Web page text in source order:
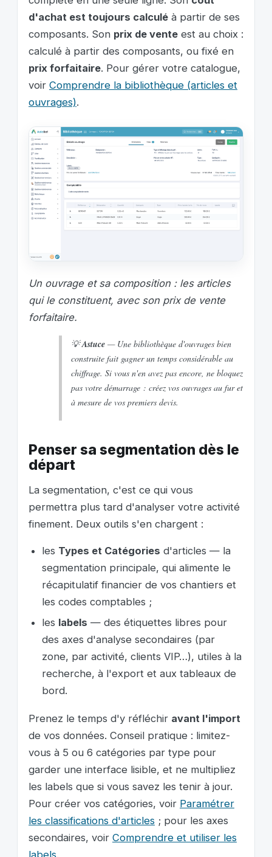
d'achat est toujours calculé à partir de ses
composants. Son prix de vente est au choix :
calculé à partir des composants, ou fixé en
prix forfaitaire. Pour gérer votre catalogue,
voir Comprendre la bibliothèque (articles et
ouvrages).
Un ouvrage et sa composition : les articles
qui le constituent, avec son prix de vente
forfaitaire.
💡Astuce — Une bibliothèque d'ouvrages bien
construite fait gagner un temps considérable au
chiffrage. Si vous n'en avez pas encore, ne bloquez
pas votre démarrage : créez vos ouvrages au fur et
à mesure de vos premiers devis.
Penser sa segmentation dès le
départ
La segmentation, c'est ce qui vous
permettra plus tard d'analyser votre activité
finement. Deux outils s'en chargent :
les Types et Catégories d'articles — la
segmentation principale, qui alimente le
récapitulatif financier de vos chantiers et
les codes comptables ;
les labels — des étiquettes libres pour
des axes d'analyse secondaires (par
zone, par activité, clients VIP…), utiles à la
recherche, à l'export et aux tableaux de
bord.
Prenez le temps d'y réfléchir avant l'import
de vos données. Conseil pratique : limitez-
vous à 5 ou 6 catégories par type pour
garder une interface lisible, et ne multipliez
les labels que si vous savez les tenir à jour.
Pour créer vos catégories, voir Paramétrer
les classifications d'articles ; pour les axes
secondaires, voir Comprendre et utiliser les
labels